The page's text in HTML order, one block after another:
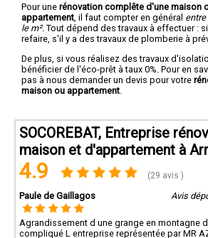
Pour une rénovation complête d'une maison
appartement , il faut compter en général
le m². Tout dépend des travaux à effectuer :
refaire, s'il y a des travaux de plomberie à
De plus, si vous réalisez des travaux
bénéficier de l'éco-prêt à taux 0%. Pour en
pas à nous demander un devis pour votre
maison ou appartement
SOCOREBAT, Entreprise
maison et d'appartement à
4.9 (29 avis )
Paule de Gaillagos Avis
Agrandissement d une grange en montagne
compliqué L entreprise représentée par MR